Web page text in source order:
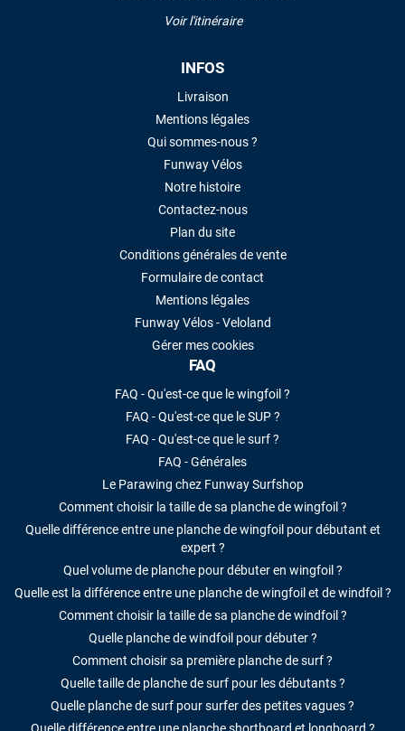
Voir l'itinéraire
INFOS
Livraison
Mentions légales
Qui sommes-nous ?
Funway Vélos
Notre histoire
Contactez-nous
Plan du site
Conditions générales de vente
Formulaire de contact
Mentions légales
Funway Vélos - Veloland
Gérer mes cookies
FAQ
FAQ - Qu'est-ce que le wingfoil ?
FAQ - Qu'est-ce que le SUP ?
FAQ - Qu'est-ce que le surf ?
FAQ - Générales
Le Parawing chez Funway Surfshop
Comment choisir la taille de sa planche de wingfoil ?
Quelle différence entre une planche de wingfoil pour débutant et
expert ?
Quel volume de planche pour débuter en wingfoil ?
Quelle est la différence entre une planche de wingfoil et de windfoil ?
Comment choisir la taille de sa planche de windfoil ?
Quelle planche de windfoil pour débuter ?
Comment choisir sa première planche de surf ?
Quelle taille de planche de surf pour les débutants ?
Quelle planche de surf pour surfer des petites vagues ?